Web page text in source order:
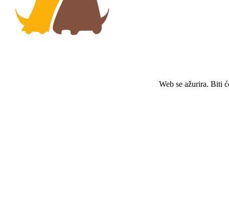
Web se ažurira. Biti